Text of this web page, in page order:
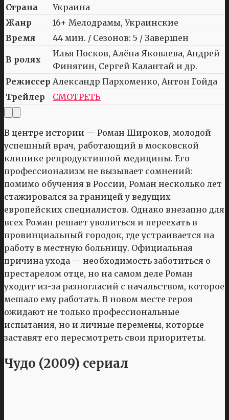
Страна
Украина
Жанр
16+ Мелодрамы, Украинские
Время
44 мин. / Сезонов: 5 / Завершен
В ролях
Илья Носков, Алёна Яковлева, Андрей
Финягин, Сергей Калантай и др.
Режиссер Александр Пархоменко, Антон Гойда
Трейлер
СМОТРЕТЬ
В центре истории — Роман Широков, молодой
успешный врач, работающий в московской
клинике репродуктивной медицины. Его
профессионализм не вызывает сомнений:
помимо обучения в России, Роман несколько лет
стажировался за границей у ведущих
европейских специалистов. Однако внезапно для
всех Роман решает уволиться и переехать в
провинциальный городок, где устраивается на
работу в местную больницу. Официальная
причина ухода — необходимость заботиться о
престарелом отце, но на самом деле Роман
уходит из-за разногласий с начальством, которое
мешало ему работать. В новом месте героя
ожидают не только профессиональные
испытания, но и личные перемены, которые
заставят его пересмотреть свои приоритеты.
Чудо (2009) сериал